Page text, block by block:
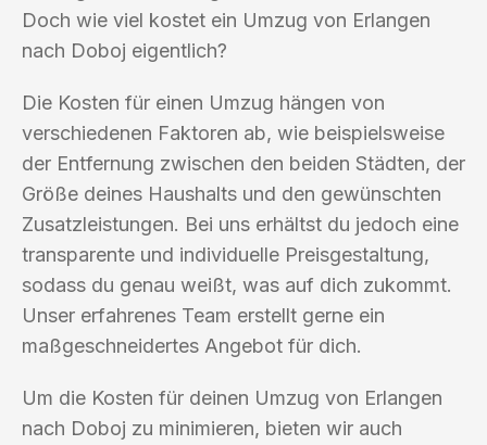
Doch wie viel kostet ein Umzug von Erlangen
nach Doboj eigentlich?
Die Kosten für einen Umzug hängen von
verschiedenen Faktoren ab, wie beispielsweise
der Entfernung zwischen den beiden Städten, der
Größe deines Haushalts und den gewünschten
Zusatzleistungen. Bei uns erhältst du jedoch eine
transparente und individuelle Preisgestaltung,
sodass du genau weißt, was auf dich zukommt.
Unser erfahrenes Team erstellt gerne ein
maßgeschneidertes Angebot für dich.
Um die Kosten für deinen Umzug von Erlangen
nach Doboj zu minimieren, bieten wir auch